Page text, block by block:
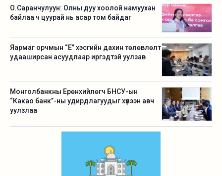
О.Саранчулуун: Олны дуу хоолой намуухан
байлаа ч цуурай нь асар том байдаг
Яармаг орчмын “Е” хэсгийн дахин төлөвлөлт
удааширсан асуудлаар иргэдтэй уулзав
Монголбанкны Ерөнхийлөгч БНСУ-ын
“Какао банк”-ны удирдлагуудыг хүлээн авч
уулзлаа